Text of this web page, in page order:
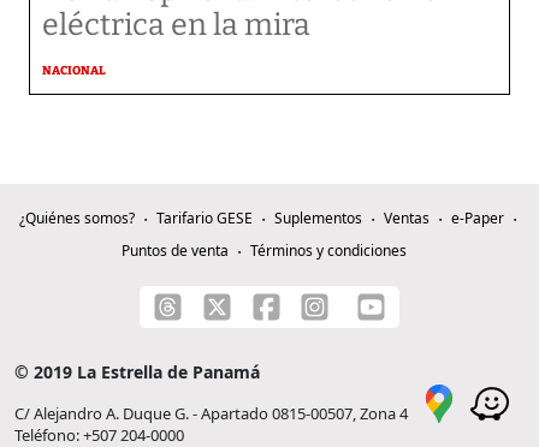
eléctrica en la mira
NACIONAL
¿Quiénes somos? Tarifario GESE Suplementos Ventas
e-Paper
Puntos de venta
Términos y condiciones
© 2019 La Estrella de Panamá
C/ Alejandro A. Duque G. - Apartado 0815-00507, Zona 4
Teléfono: +507 204-0000